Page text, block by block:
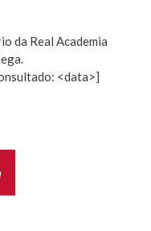
palabra
da Real Academia
<data>]